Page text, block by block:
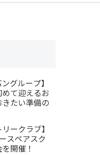
グループ】
て迎えるお
たい準備の
ークラブ】
スペアスク
開催！